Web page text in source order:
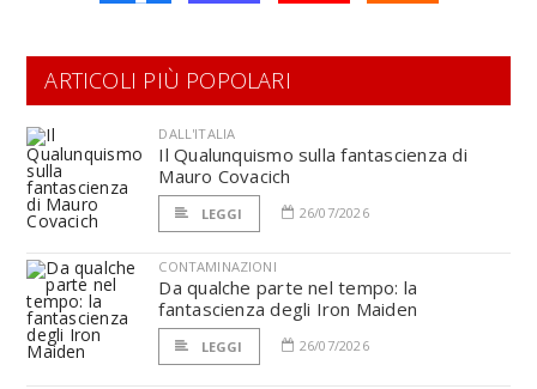
ARTICOLI PIÙ POPOLARI
DALL'ITALIA
Il Qualunquismo sulla fantascienza di
Mauro Covacich
LEGGI 26/07/2026
CONTAMINAZIONI
Da qualche parte nel tempo: la
fantascienza degli Iron Maiden
LEGGI 26/07/2026